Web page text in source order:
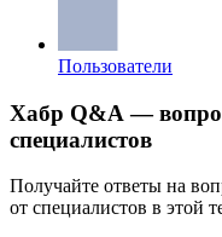
Пользователи
Хабр Q&A —
специалистов
Получайте ответы на
от специалистов в этой